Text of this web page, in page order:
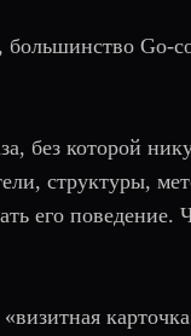
Go-
без которой
структуры,
его